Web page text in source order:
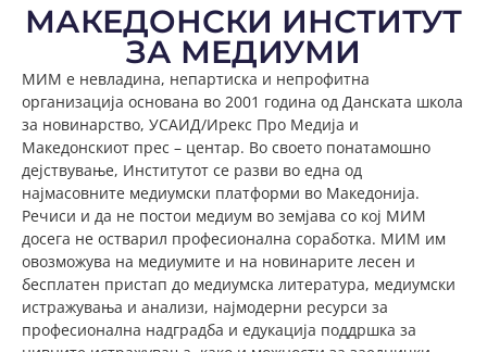
МАКЕДОНСКИ ИНСТИТУТ
ЗА МЕДИУМИ
МИМ е невладина, непартиска и непрофитна
организација основана во 2001 година од Данската школа
за новинарство, УСАИД/Ирекс Про Медија и
Македонскиот прес – центар. Во своето понатамошно
дејствување, Институтот се разви во една од
најмасовните медиумски платформи во Македонија.
Речиси и да не постои медиум во земјава со кој МИМ
досега не остварил професионална соработка. МИМ им
овозможува на медиумите и на новинарите лесен и
бесплатен пристап до медиумска литература, медиумски
истражувања и анализи, најмодерни ресурси за
професионална надградба и едукација поддршка за